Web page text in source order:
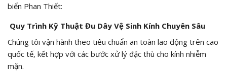
biển Phan Thiết:
Quy Trình Kỹ Thuật Đu Dây Vệ Sinh Kính Chuyên Sâu
Chúng tôi vận hành theo tiêu chuẩn an toàn lao động trên cao
quốc tế, kết hợp với các bước xử lý đặc thù cho kính nhiễm
mặn.